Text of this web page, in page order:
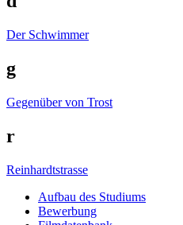
Der Schwimmer
g
Gegenüber von Trost
r
Reinhardtstrasse
Auf­bau des Stu­di­ums
Bewer­bung